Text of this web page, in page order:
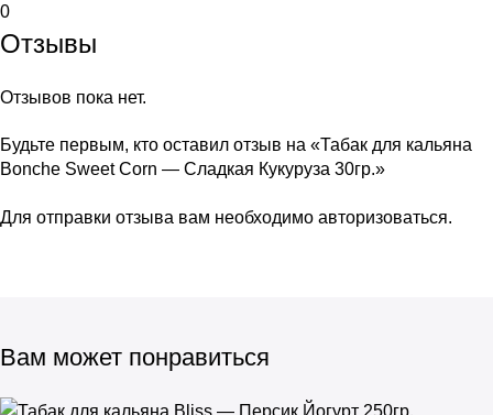
0
Отзывы
Отзывов пока нет.
Будьте первым, кто оставил отзыв на «Табак для кальяна
Bonche Sweet Corn — Сладкая Кукуруза 30гр.»
Для отправки отзыва вам необходимо авторизоваться.
Вам может понравиться